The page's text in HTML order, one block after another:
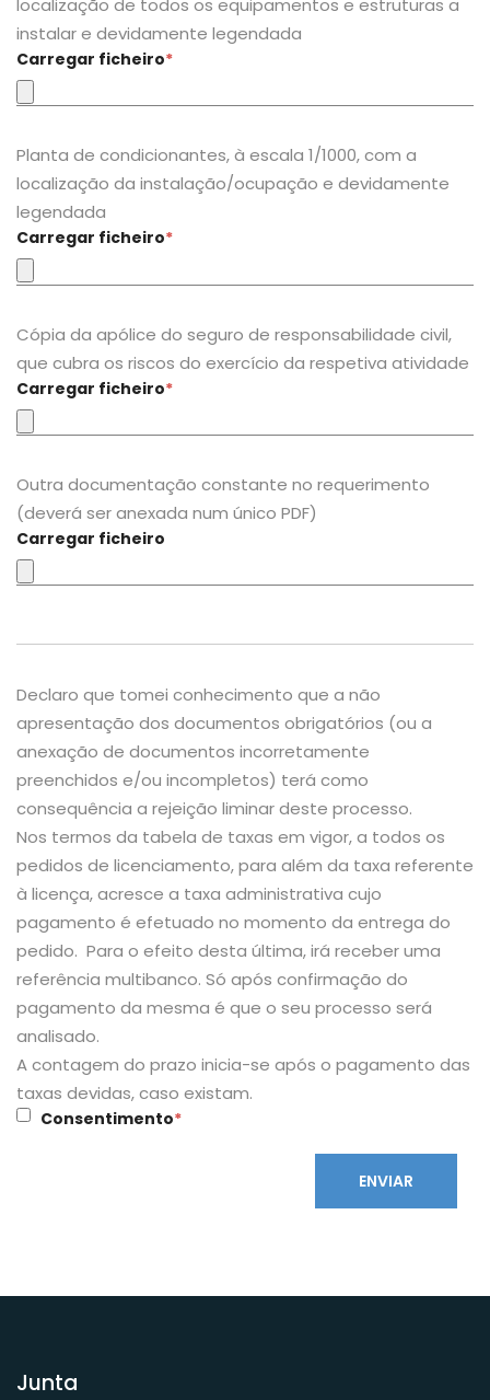
localização de todos os equipamentos e estruturas a
instalar e devidamente legendada
Carregar ficheiro*
Planta de condicionantes, à escala 1/1000, com a
localização da instalação/ocupação e devidamente
legendada
Carregar ficheiro*
Cópia da apólice do seguro de responsabilidade civil,
que cubra os riscos do exercício da respetiva atividade
Carregar ficheiro*
Outra documentação constante no requerimento
(deverá ser anexada num único PDF)
Carregar ficheiro
Declaro que tomei conhecimento que a não
apresentação dos documentos obrigatórios (ou a
anexação de documentos incorretamente
preenchidos e/ou incompletos) terá como
consequência a rejeição liminar deste processo.
Nos termos da tabela de taxas em vigor, a todos os
pedidos de licenciamento, para além da taxa referente
à licença, acresce a taxa administrativa cujo
pagamento é efetuado no momento da entrega do
pedido. Para o efeito desta última, irá receber uma
referência multibanco. Só após confirmação do
pagamento da mesma é que o seu processo será
analisado.
A contagem do prazo inicia-se após o pagamento das
taxas devidas, caso existam.
Consentimento*
ENVIAR
Junta